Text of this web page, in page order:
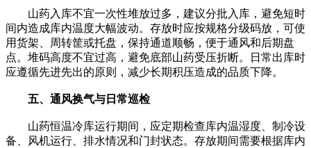
山药入库不宜一次性堆放过多，建议分批入库，避免短时
间内造成库内温度大幅波动。存放时应按规格分级码放，可使
用货架、周转筐或托盘，保持通道顺畅，便于通风和后期盘
点。堆码高度不宜过高，避免底部山药受压折断。日常出库时
应遵循先进先出的原则，减少长期积压造成的品质下降。
五、通风换气与日常巡检
山药恒温冷库运行期间，应定期检查库内温湿度、制冷设
备、风机运行、排水情况和门封状态。存放期间需要根据库内